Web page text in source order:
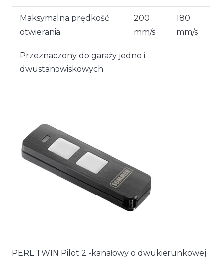
Maksymalna prędkość
otwierania
200
mm/s
180
mm/s
Przeznaczony do garaży jedno i
dwustanowiskowych
PERL TWIN Pilot 2 -kanałowy o dwukierunkowej